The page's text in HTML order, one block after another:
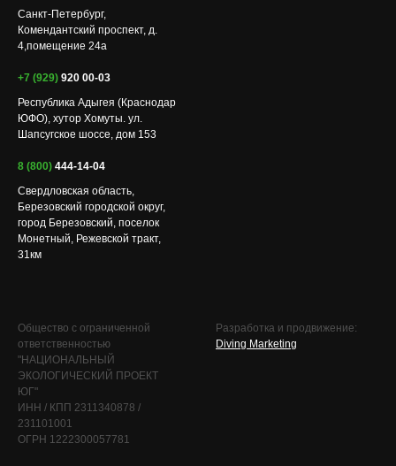
Санкт-Петербург,
Комендантский проспект, д.
4,помещение 24а
+7 (929) 920 00-03
Республика Адыгея (Краснодар
ЮФО), хутор Хомуты. ул.
Шапсугское шоссе, дом 153
8 (800) 444-14-04
Свердловская область,
Березовский городской округ,
город Березовский, поселок
Монетный, Режевской тракт,
31км
Общество с ограниченной
ответственностью
"НАЦИОНАЛЬНЫЙ
ЭКОЛОГИЧЕСКИЙ ПРОЕКТ
ЮГ"
ИНН / КПП 2311340878 /
231101001
ОГРН 1222300057781
Разработка и продвижение:
Diving Marketing